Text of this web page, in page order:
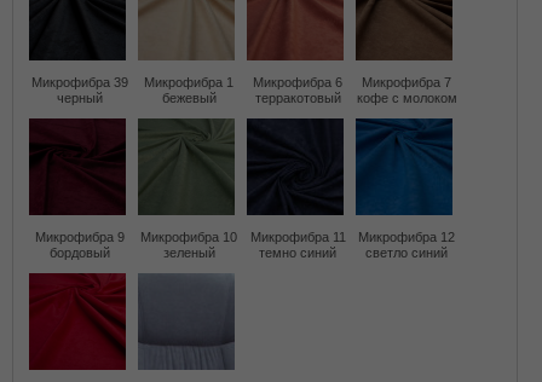
Микрофибра 39
черный
Микрофибра 1
бежевый
Микрофибра 6
терракотовый
Микрофибра 7
кофе с молоком
Микрофибра 9
бордовый
Микрофибра 10
зеленый
Микрофибра 11
темно синий
Микрофибра 12
светло синий